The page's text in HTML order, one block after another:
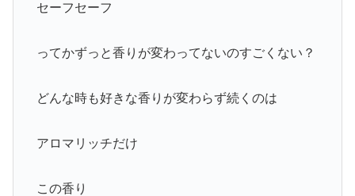
セーフセーフ
ってかずっと香りが変わってないのすごくない？
どんな時も好きな香りが変わらず続くのは
アロマリッチだけ
この香り